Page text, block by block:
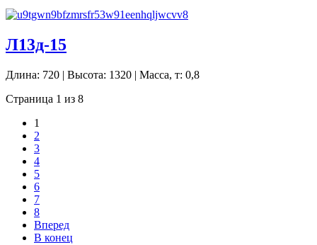
Л13д-15
Длина: 720 | Высота: 1320 | Масса, т: 0,8
Страница 1 из 8
1
2
3
4
5
6
7
8
Вперед
В конец